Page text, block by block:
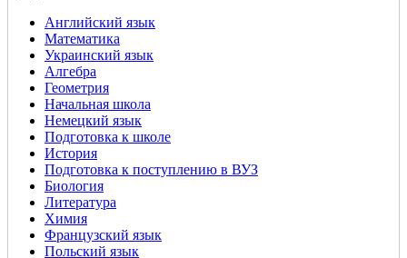
Английский язык
Математика
Украинский язык
Алгебра
Геометрия
Начальная школа
Немецкий язык
Подготовка к школе
История
Подготовка к поступлению в ВУЗ
Биология
Литература
Химия
Французский язык
Польский язык